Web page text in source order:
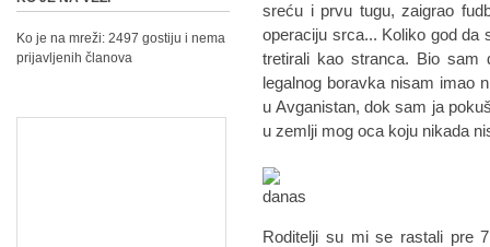
sreću i prvu tugu, zaigrao
operaciju srca... Koliko god da
tretirali kao stranca. Bio sam
legalnog boravka nisam imao
u Avganistan, dok sam ja
u zemlji mog oca koju nikada
Roditelji su mi se rastali pre
Ko je na mreži: 2497 gostiju i nema
prijavljenih članova